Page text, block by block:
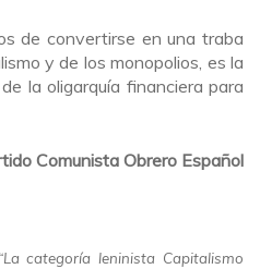
de convertirse en una traba
y de los monopolios, es la
la oligarquía financiera para
Comunista Obrero Español
La categoría leninista Capitalismo